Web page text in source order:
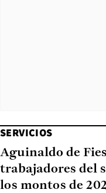
SERVICIOS
Aguinaldo de
trabajadores del
los montos de